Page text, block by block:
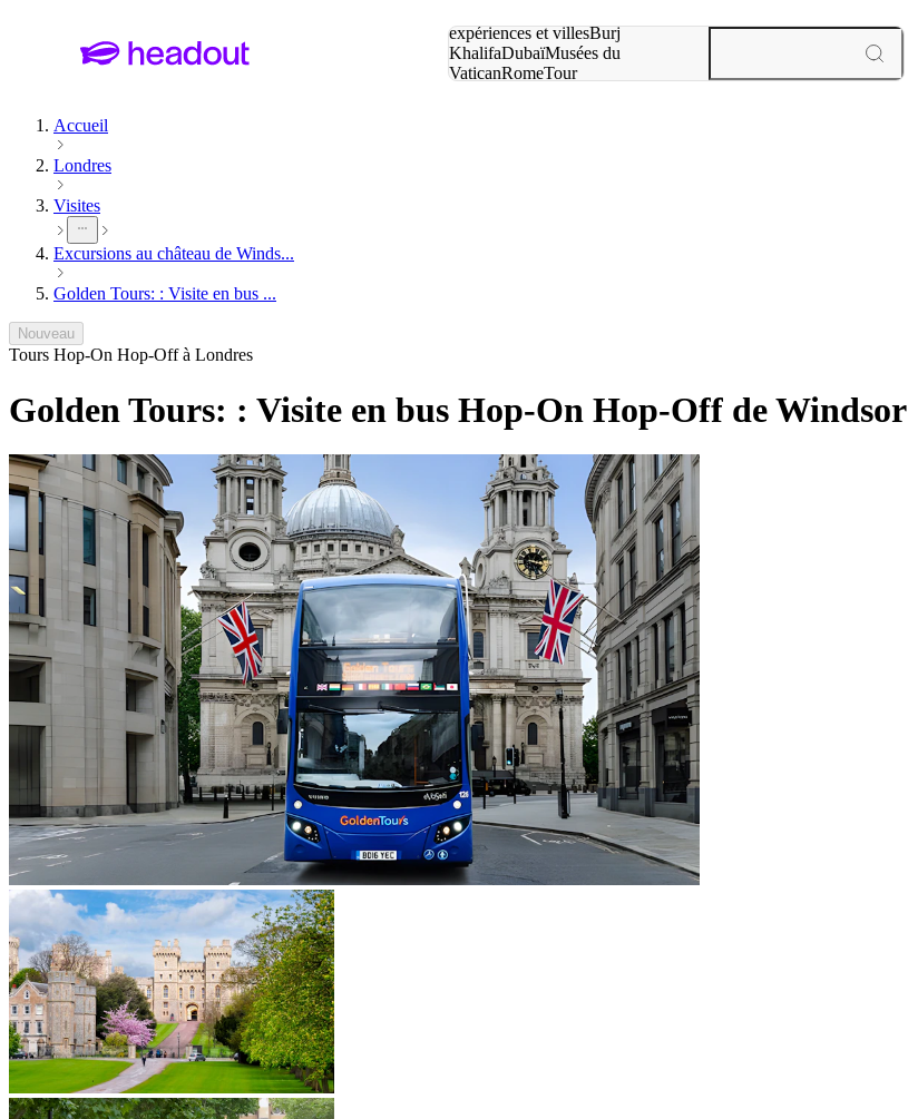
expériences et villesBurj
KhalifaDubaïMusées du
VaticanRomeTour
Accueil
Londres
Visites
Excursions au château de Winds...
Golden Tours: : Visite en bus ...
Nouveau
Tours Hop-On Hop-Off à Londres
Golden Tours: : Visite en bus Hop-On Hop-Off de Windsor